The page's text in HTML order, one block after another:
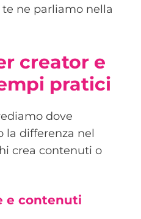
ne parliamo nella
creator e
pratici
dove
la differenza nel
crea contenuti o
e contenuti